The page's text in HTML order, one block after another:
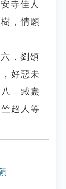
寺佳人
，情願
．劉頌
好惡未
．臧燾
超人等